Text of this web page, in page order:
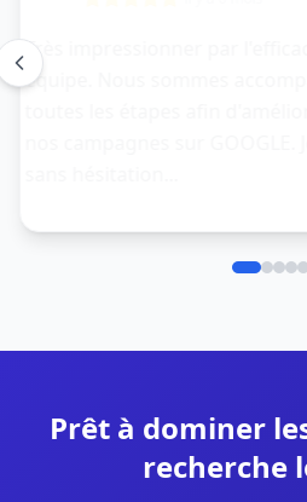
qui me fait maintenant
facile !! c'est pas peu dire!!